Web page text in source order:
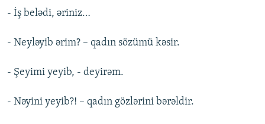
- İş belədi, əriniz…
- Neyləyib ərim? – qadın sözümü kəsir.
- Şeyimi yeyib, - deyirəm.
- Nəyini yeyib?! – qadın gözlərini bərəldir.